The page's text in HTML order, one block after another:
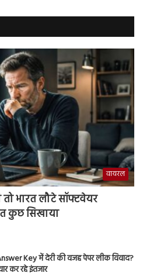
वायरल
भारत लौटे सॉफ्टवेयर
कुछ सिखाया
Key में देरी की वजह पेपर लीक विवाद?
कर रहे इंतजार